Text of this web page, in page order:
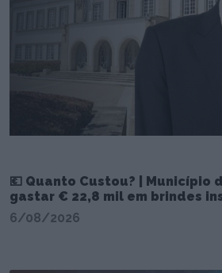
💶 Quanto Custou? | Município
gastar € 22,8 mil em brindes
6/08/2026